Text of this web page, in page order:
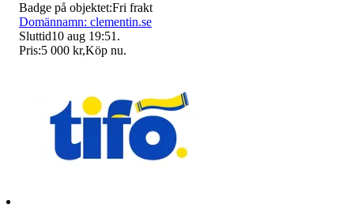
Badge på objektet:Fri frakt
Domännamn: clementin.se
Sluttid10 aug 19:51 .
Pris:5 000 kr,Köp nu.